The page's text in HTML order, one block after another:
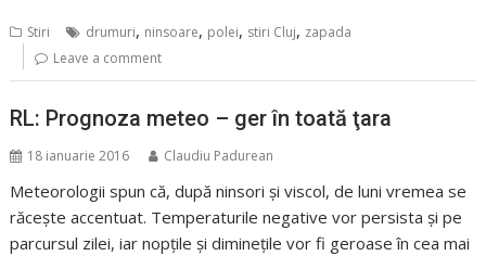
Stiri drumuri, ninsoare, polei, stiri Cluj, zapada
Leave a comment
RL: Prognoza meteo – ger în toată ţara
18 ianuarie 2016 Claudiu Padurean
Meteorologii spun că, după ninsori şi viscol, de luni vremea se
răceşte accentuat. Temperaturile negative vor persista şi pe
parcursul zilei, iar nopţile şi dimineţile vor fi geroase în cea mai